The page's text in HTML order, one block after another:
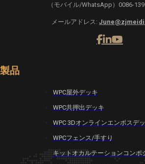
（モバイル/WhatsApp）0086-
メールアドレス:
製品
WPC屋外デッキ
WPC共押出デッキ
WPC 3Dオンラインエンボスデ
WPCフェンス/手すり
キットオカルテーションコンポ